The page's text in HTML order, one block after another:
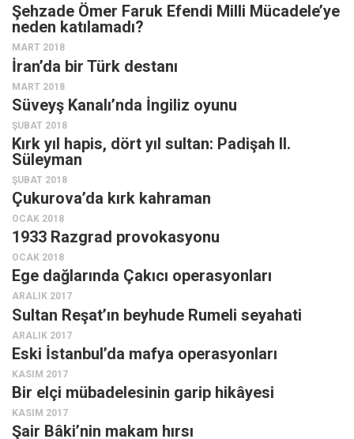
Sağlık
Gıda-Beslenme
Hayat
Türkiye
Siyaset
Dünya
Asya
İslam Dünyası
Amerika
Tarih
Düşünce
Dosyalar
Şehzade Ömer Faruk Efendi Milli Mücadele’ye
neden katılamadı?
MART 2018
İran’da bir Türk destanı
MART 2018
Süveyş Kanalı’nda İngiliz oyunu
ŞUBAT 2018
Kırk yıl hapis, dört yıl sultan: Padişah II.
Süleyman
ŞUBAT 2018
Çukurova’da kırk kahraman
OCAK 2018
1933 Razgrad provokasyonu
OCAK 2018
Ege dağlarında Çakıcı operasyonları
ARALIK 2017
Sultan Reşat’ın beyhude Rumeli seyahati
ARALIK 2017
Eski İstanbul’da mafya operasyonları
KASIM 2017
Bir elçi mübadelesinin garip hikâyesi
KASIM 2017
Şair Bâki’nin makam hırsı